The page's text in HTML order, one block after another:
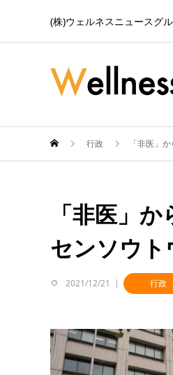
(株)ウェルネスニュースグ
行政 「非医」
「非医」
センソウト
2021/12/21 行政